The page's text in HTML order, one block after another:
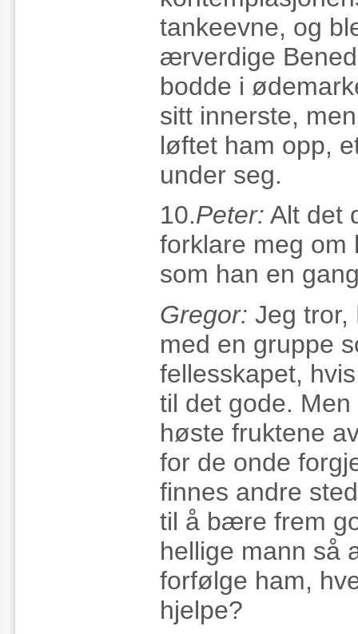
tankeevne, og
ærverdige
bodde i
sitt innerste,
løftet ham opp,
under seg.
10.Peter: Alt det
forklare meg om
som han en
Gregor: Jeg tror,
med en gruppe
fellesskapet,
til det gode.
høste fruktene
for de onde
finnes andre
til å bære frem
hellige mann så
forfølge ham,
hjelpe?